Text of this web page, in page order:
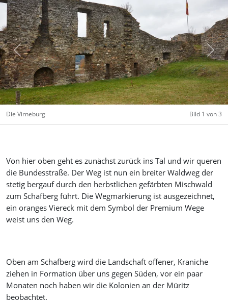
Die Virneburg Bild 1 von 3
Previous Next
Von hier oben geht es zunächst zurück ins Tal und wir queren
die Bundesstraße. Der Weg ist nun ein breiter Waldweg der
stetig bergauf durch den herbstlichen gefärbten Mischwald
zum Schafberg führt. Die Wegmarkierung ist ausgezeichnet,
ein oranges Viereck mit dem Symbol der Premium Wege
weist uns den Weg.
Oben am Schafberg wird die Landschaft offener, Kraniche
ziehen in Formation über uns gegen Süden, vor ein paar
Monaten noch haben wir die Kolonien an der Müritz
beobachtet.